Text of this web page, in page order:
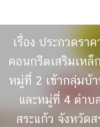
content
เรื่อง ประกวดรา
คอนกรีตเสริมเหล็
หมู่ที่ 2 เข้ากลุ่มบ้
และหมู่ที่ 4 ตำบ
สระแก้ว จังหวัด